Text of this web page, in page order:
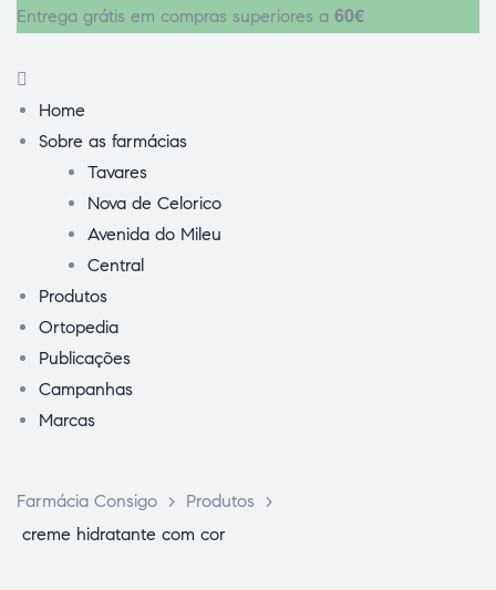
Entrega grátis em compras superiores a 60€
Home
Sobre as farmácias
Tavares
Nova de Celorico
Avenida do Mileu
Central
Produtos
Ortopedia
Publicações
Campanhas
Marcas
Farmácia Consigo > Produtos
>
creme hidratante com cor